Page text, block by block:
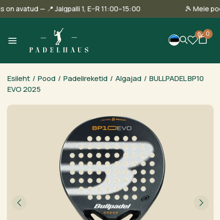
on avatud — 📍 Jalgpalli 1, E–R 11:00–15:00 🎾
0 0
Esileht / Pood / Padelireketid / Algajad / BULLPADEL BP10
EVO 2025